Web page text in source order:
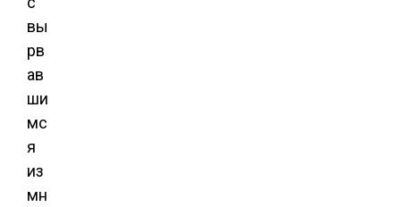
вы
рв
ав
ши
мс
я
из
мн